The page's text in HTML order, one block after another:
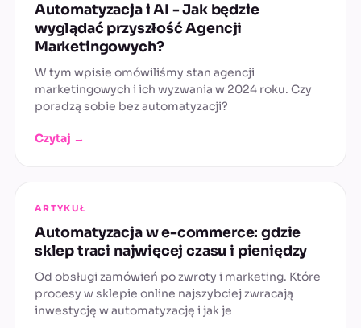
Automatyzacja i AI - Jak będzie
wyglądać przyszłość Agencji
Marketingowych?
W tym wpisie omówiliśmy stan agencji
marketingowych i ich wyzwania w 2024 roku. Czy
poradzą sobie bez automatyzacji?
Czytaj →
ARTYKUŁ
Automatyzacja w e-commerce: gdzie
sklep traci najwięcej czasu i pieniędzy
Od obsługi zamówień po zwroty i marketing. Które
procesy w sklepie online najszybciej zwracają
inwestycję w automatyzację i jak je